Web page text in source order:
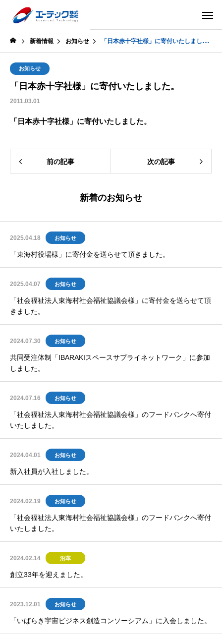
新着情報 お知らせ 「日本赤十字社様」に寄付いたしました。
お知らせ
「日本赤十字社様」に寄付いたしました。
2011.03.01
「日本赤十字社様」に寄付いたしました。
前の記事 次の記事
新着のお知らせ
2025.04.18 お知らせ
「東海村役場様」に寄付金を送らせて頂きました。
2025.04.07 お知らせ
「社会福祉法人東海村社会福祉協議会様」に寄付金を送らせて頂
きました。
2024.07.30 お知らせ
共同受注体制「IBARAKIスペースサプライネットワーク」に参加
しました。
2024.07.16 お知らせ
「社会福祉法人東海村社会福祉協議会様」のフードバンクへ寄付
いたしました。
2024.04.01 お知らせ
新入社員が入社しました。
2024.02.19 お知らせ
「社会福祉法人東海村社会福祉協議会様」のフードバンクへ寄付
いたしました。
2024.02.14 沿革
創立33年を迎えました。
2023.12.01 お知らせ
「いばらき宇宙ビジネス創造コンソーシアム」に入会しました。